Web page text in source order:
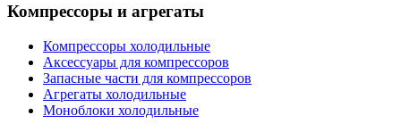
Компрессоры и агрегаты
Компрессоры холодильные
Аксессуары для компрессоров
Запасные части для компрессоров
Агрегаты холодильные
Моноблоки холодильные